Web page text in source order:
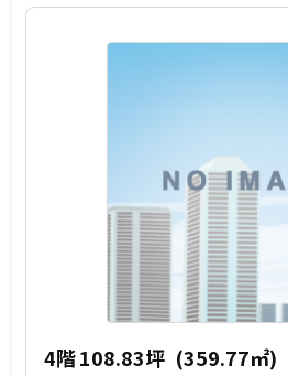
4階108.83坪 (359.77㎡)